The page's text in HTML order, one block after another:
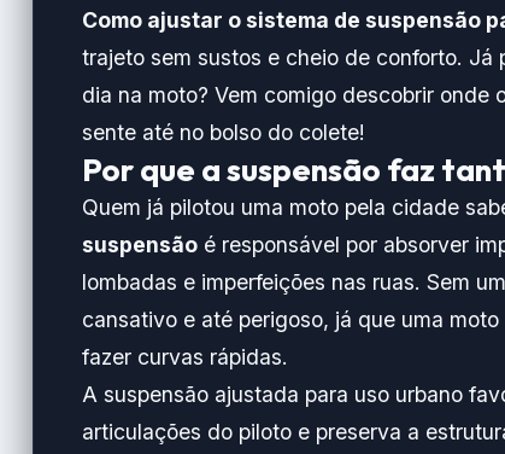
Como ajustar o sistema de suspensão
trajeto sem sustos e cheio de conforto. Já
dia na moto? Vem comigo descobrir
sente até no bolso do colete!
Por que a suspensão faz
Quem já pilotou uma moto pela cidade
suspensãoé responsável por absorver
lombadas e imperfeições nas ruas. Sem
cansativo e até perigoso, já que uma
fazer curvas rápidas.
A suspensão ajustada para uso urbano
articulações do piloto e preserva a